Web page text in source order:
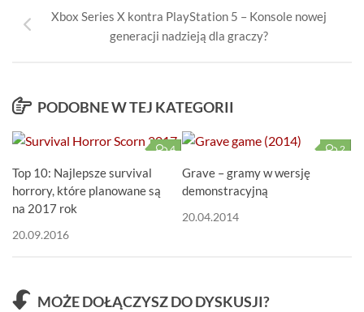
Xbox Series X kontra PlayStation 5 – Konsole nowej
generacji nadzieją dla graczy?
PODOBNE W TEJ KATEGORII
4
Top 10: Najlepsze survival
horrory, które planowane są
na 2017 rok
20.09.2016
2
Grave – gramy w wersję
demonstracyjną
20.04.2014
MOŻE DOŁĄCZYSZ DO DYSKUSJI?